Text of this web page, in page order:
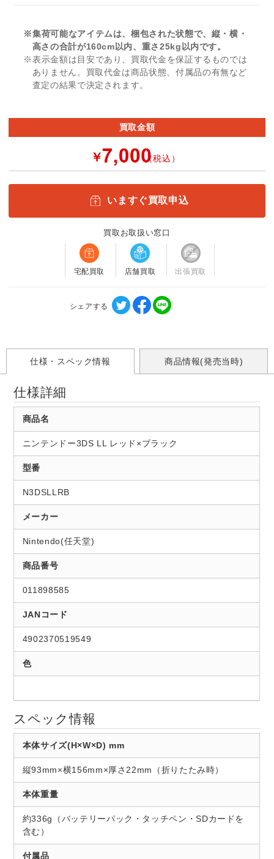
※集荷可能なアイテムは、梱包された状態で、縦・横・
高さの合計が160cm以内、重さ25kg以内です。
※表示金額は目安であり、買取代金を保証するものでは
ありません。買取代金は商品状態、付属品の有無など
査定の結果で決定されます。
買取金額
￥ （税込）
いますぐ買取申込
買取お取扱い窓口
宅配買取 店舗買取 出張買取
シェアする
仕様・スペック情報 商品情報(発売当時)
仕様詳細
商品名
ニンテンドー3DS LL レッド×ブラック
型番
N3DSLLRB
メーカー
Nintendo(任天堂)
商品番号
011898585
JANコード
4902370519549
色
スペック情報
本体サイズ(H×W×D) mm
縦93mm×横156mm×厚さ22mm（折りたたみ時）
本体重量
約336g（バッテリーパック・タッチペン・SDカードを
含む）
付属品